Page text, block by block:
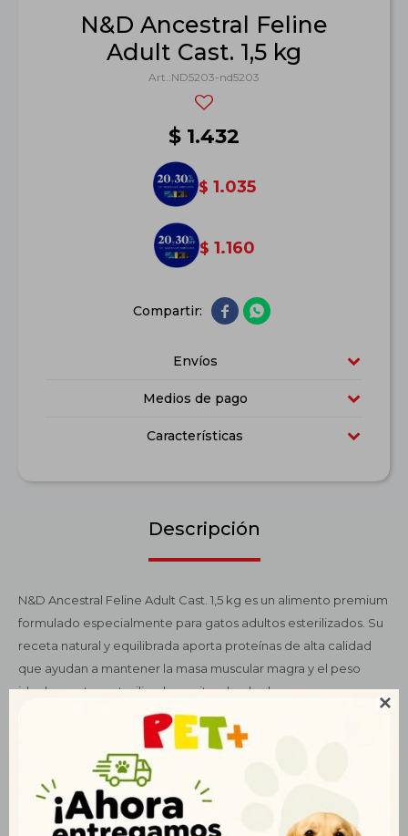

N&D Ancestral Feline
Adult Cast. 1,5 kg
ND5203-nd5203
$ 1.432
$ 1.035
$ 1.160
 
Envíos
Medios de pago
Características
Descripción
N&D Ancestral Feline Adult Cast. 1,5 kg es un alimento premium
formulado especialmente para gatos adultos esterilizados. Su
receta natural y equilibrada aporta proteínas de alta calidad
que ayudan a mantener la masa muscular magra y el peso
ideal en gatos esterilizados, evitando el sobrepeso.
Enriquecido con antioxidantes y taurina, contribuye a la salud
cardiovascular, el sistema inmunológico y la función ocular. Su
fórmula contiene prebióticos y fibras naturales que favorecen
una digestión saludable y promueven la eliminación de bolas
de pelo. Además, los ácidos grasos Omega 3 y 6 ayudan a
mantener la salud de la piel y un pelaje brillante. Ideal para